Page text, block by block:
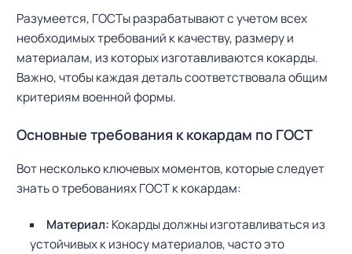
Разумеется, ГОСТы разрабатывают с учетом всех
необходимых требований к качеству, размеру и
материалам, из которых изготавливаются кокарды.
Важно, чтобы каждая деталь соответствовала общим
критериям военной формы.
Основные требования к кокардам по ГОСТ
Вот несколько ключевых моментов, которые следует
знать о требованиях ГОСТ к кокардам:
Материал: Кокарды должны изготавливаться из
устойчивых к износу материалов, часто это